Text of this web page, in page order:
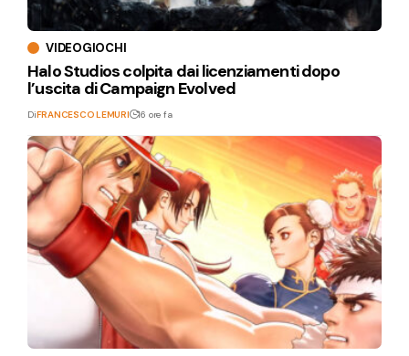
VIDEOGIOCHI
Halo Studios colpita dai licenziamenti dopo
l’uscita di Campaign Evolved
DiFRANCESCO LEMURI 16 ore fa